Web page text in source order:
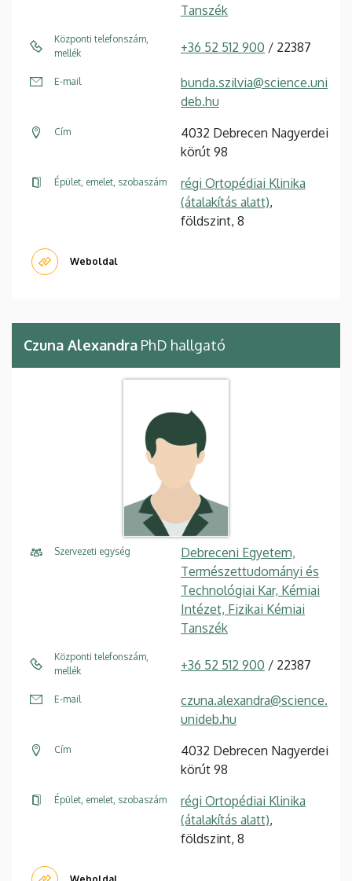
Tanszék
Központi telefonszám,
mellék
+36 52 512 900 / 22387
E-mail
bunda.szilvia@science.uni
deb.hu
Cím
4032 Debrecen Nagyerdei
körút 98
Épület, emelet, szobaszám
régi Ortopédiai Klinika
(átalakítás alatt),
földszint, 8
Weboldal
Czuna Alexandra PhD hallgató
Szervezeti egység
Debreceni Egyetem,
Természettudományi és
Technológiai Kar, Kémiai
Intézet, Fizikai Kémiai
Tanszék
Központi telefonszám,
mellék
+36 52 512 900 / 22387
E-mail
czuna.alexandra@science.
unideb.hu
Cím
4032 Debrecen Nagyerdei
körút 98
Épület, emelet, szobaszám
régi Ortopédiai Klinika
(átalakítás alatt),
földszint, 8